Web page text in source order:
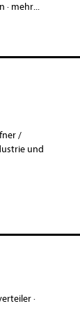
· mehr...
/
und
·